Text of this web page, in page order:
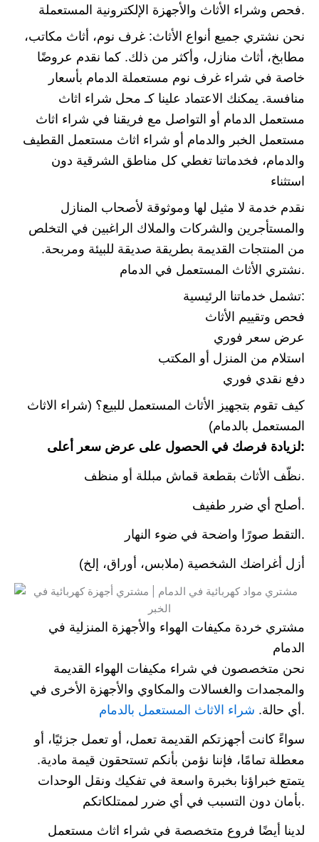
فحص وشراء الأثاث والأجهزة الإلكترونية المستعملة.
نحن نشتري جميع أنواع الأثاث: غرف نوم، أثاث مكاتب،
مطابخ، أثاث منازل، وأكثر من ذلك. كما نقدم عروضًا
خاصة في شراء غرف نوم مستعملة الدمام بأسعار
منافسة. يمكنك الاعتماد علينا كـ محل شراء اثاث
مستعمل الدمام أو التواصل مع فريقنا في شراء اثاث
مستعمل الخبر والدمام أو شراء اثاث مستعمل القطيف
والدمام، فخدماتنا تغطي كل مناطق الشرقية دون
استثناء
نقدم خدمة لا مثيل لها وموثوقة لأصحاب المنازل
والمستأجرين والشركات والملاك الراغبين في التخلص
من المنتجات القديمة بطريقة صديقة للبيئة ومربحة.
نشتري الأثاث المستعمل في الدمام.
تشمل خدماتنا الرئيسية:
فحص وتقييم الأثاث
عرض سعر فوري
استلام من المنزل أو المكتب
دفع نقدي فوري
كيف تقوم بتجهيز الأثاث المستعمل للبيع؟ (شراء الاثاث
المستعمل بالدمام)
لزيادة فرصك في الحصول على عرض سعر أعلى:
نظّف الأثاث بقطعة قماش مبللة أو منظف.
أصلح أي ضرر طفيف.
التقط صورًا واضحة في ضوء النهار.
أزل أغراضك الشخصية (ملابس، أوراق، إلخ)
مشتري خردة مكيفات الهواء والأجهزة المنزلية في
الدمام
نحن متخصصون في شراء مكيفات الهواء القديمة
والمجمدات والغسالات والمكاوي والأجهزة الأخرى في
أي حالة. شراء الاثاث المستعمل بالدمام .
سواءً كانت أجهزتكم القديمة تعمل، أو تعمل جزئيًا، أو
معطلة تمامًا، فإننا نؤمن بأنكم تستحقون قيمة مادية.
يتمتع خبراؤنا بخبرة واسعة في تفكيك ونقل الوحدات
بأمان دون التسبب في أي ضرر لممتلكاتكم.
لدينا أيضًا فروع متخصصة في شراء اثاث مستعمل